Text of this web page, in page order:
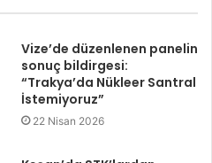
Vize’de düzenlenen panelin
sonuç bildirgesi:
“Trakya’da Nükleer Santral
İstemiyoruz”
22 Nisan 2026